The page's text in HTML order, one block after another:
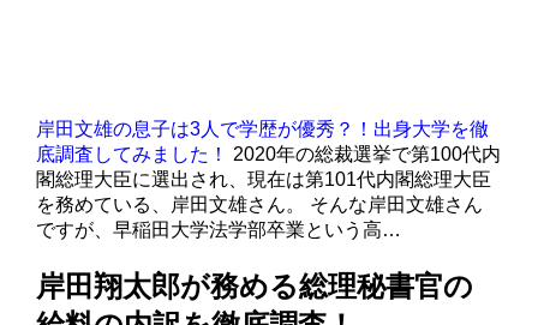
岸田文雄の息子は3人で学歴が優秀？！出身大学を徹
底調査してみました！
2020年の総裁選挙で第100代内
閣総理大臣に選出され、現在は第101代内閣総理大臣
を務めている、岸田文雄さん。 そんな岸田文雄さん
ですが、早稲田大学法学部卒業という高…
岸田翔太郎が務める総理秘書官の